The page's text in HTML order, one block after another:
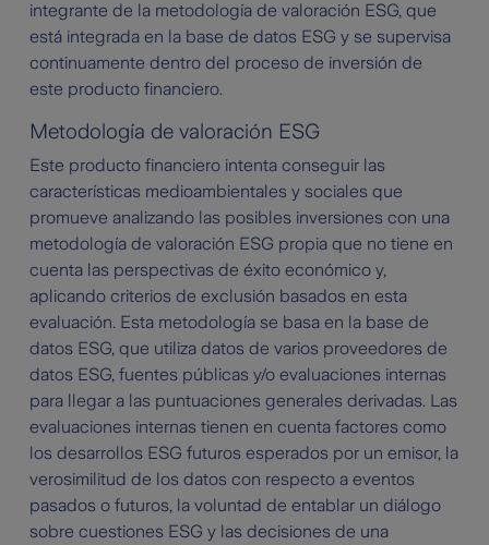
integrante de la metodología de valoración ESG, que
está integrada en la base de datos ESG y se supervisa
continuamente dentro del proceso de inversión de
este producto financiero.
Metodología de valoración ESG
Este producto financiero intenta conseguir las
características medioambientales y sociales que
promueve analizando las posibles inversiones con una
metodología de valoración ESG propia que no tiene en
cuenta las perspectivas de éxito económico y,
aplicando criterios de exclusión basados en esta
evaluación. Esta metodología se basa en la base de
datos ESG, que utiliza datos de varios proveedores de
datos ESG, fuentes públicas y/o evaluaciones internas
para llegar a las puntuaciones generales derivadas. Las
evaluaciones internas tienen en cuenta factores como
los desarrollos ESG futuros esperados por un emisor, la
verosimilitud de los datos con respecto a eventos
pasados o futuros, la voluntad de entablar un diálogo
sobre cuestiones ESG y las decisiones de una